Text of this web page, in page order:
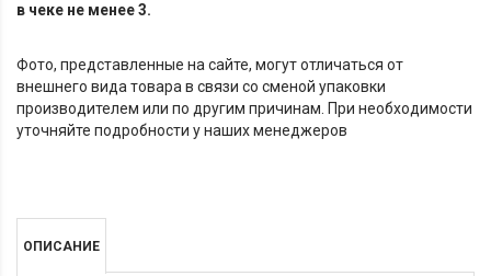
в чеке не менее 3.
Фото, представленные на сайте, могут отличаться от
внешнего вида товара в связи со сменой упаковки
производителем или по другим причинам. При необходимости
уточняйте подробности у наших менеджеров
ОПИСАНИЕ